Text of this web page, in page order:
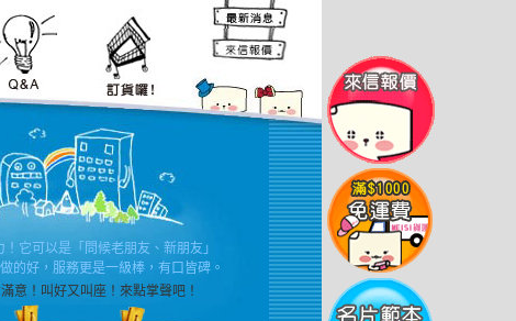
它可以是「問候老朋友、新朋友」
的好，服務更是一級棒，有口皆碑。
意！叫好又叫座！來點掌聲吧！